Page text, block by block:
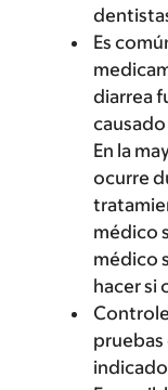
Es
diarrea
En la
ocurre
médico
médico
hacer si
pruebas